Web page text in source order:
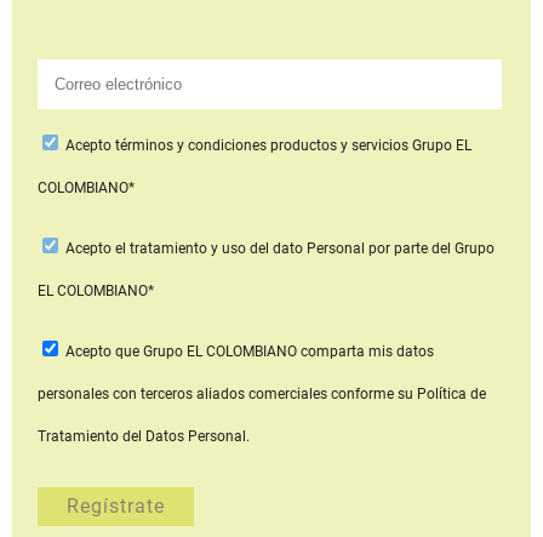
Aceptotérminos y condiciones productos y serviciosGrupo EL
COLOMBIANO*
Acepto el tratamiento y uso del dato Personal por parte del Grupo
EL COLOMBIANO*
Acepto que Grupo EL COLOMBIANOcomparta mis datos
personales con terceros aliados comerciales conforme su Política de
Tratamiento del Datos Personal.